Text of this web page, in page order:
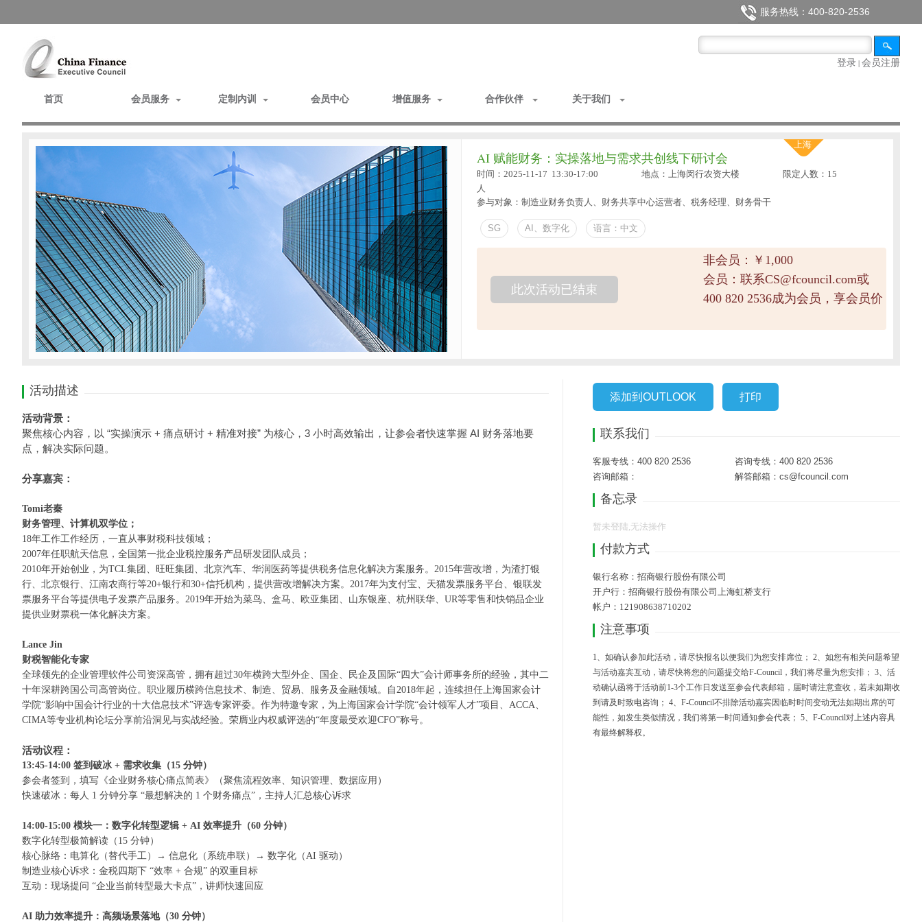
服务热线：400-820-2536
登录 | 会员注册
首页 会员服务 定制内训 会员中心 增值服务 合作伙伴 关于我们
上海
AI 赋能财务：实操落地与需求共创线下研讨会
时间：2025-11-17 13:30-17:00 地点：上海闵行农资大楼
限定人数：15
人
参与对象：制造业财务负责人、财务共享中心运营者、税务经理、财务骨干
SG AI、数字化 语言：中文
此次活动已结束
非会员：￥1,000
会员：联系CS@fcouncil.com或
400 820 2536成为会员，享会员价
活动描述
活动背景：
聚焦核心内容，以 “实操演示 + 痛点研讨 + 精准对接” 为核心， 3 小时高效输出，让参会者快速掌握 AI 财务落地要
点，解决实际问题。
分享嘉宾：
Tomi老秦
财务管理、计算机双学位；
18年工作工作经历，一直从事财税科技领域；
2007年任职航天信息，全国第一批企业税控服务产品研发团队成员；
2010年开始创业，为TCL集团、旺旺集团、北京汽车、华润医药等提供税务信息化解决方案服务。 2015年营改增，为渣打银
行、北京银行、江南农商行等20+银行和30+信托机构，提供营改增解决方案。 2017年为支付宝、天猫发票服务平台、银联发
票服务平台等提供电子发票产品服务。 2019年开始为菜鸟、盒马、欧亚集团、山东银座、杭州联华、 UR等零售和快销品企业
提供业财票税一体化解决方案。
Lance Jin
财税智能化专家
全球领先的企业管理软件公司资深高管，拥有超过30年横跨大型外企、国企、民企及国际“四大”会计师事务所的经验，其中二
十年深耕跨国公司高管岗位。职业履历横跨信息技术、制造、贸易、服务及金融领域。自2018年起，连续担任上海国家会计
学院“影响中国会计行业的十大信息技术”评选专家评委。作为特邀专家，为上海国家会计学院“会计领军人才”项目、 ACCA、
CIMA等专业机构论坛分享前沿洞见与实战经验。荣膺业内权威评选的“年度最受欢迎CFO”称号。
活动议程：
13:45-14:00 签到破冰 + 需求收集（15 分钟）
参会者签到，填写《企业财务核心痛点简表》（聚焦流程效率、知识管理、数据应用）
快速破冰：每人 1 分钟分享 “最想解决的 1 个财务痛点” ，主持人汇总核心诉求
14:00-15:00 模块一：数字化转型逻辑 + AI 效率提升（60 分钟）
数字化转型极简解读（ 15 分钟）
核心脉络：电算化（替代手工）
→ 信息化（系统串联） → 数字化（AI 驱动）
制造业核心诉求：金税四期下 “效率 + 合规” 的双重目标
互动：现场提问 “企业当前转型最大卡点” ，讲师快速回应
AI 助力效率提升：高频场景落地（30 分钟）
添加到OUTLOOK 打印
联系我们
客服专线：400 820 2536
咨询专线：400 820 2536
咨询邮箱：
解答邮箱：cs@fcouncil.com
备忘录
暂未登陆,无法操作
付款方式
银行名称：招商银行股份有限公司
开户行：招商银行股份有限公司上海虹桥支行
帐户：121908638710202
注意事项
1、如确认参加此活动，请尽快报名以便我们为您安排席位； 2、如您有相关问题希望
与活动嘉宾互动，请尽快将您的问题提交给F-Council，我们将尽量为您安排； 3、活
动确认函将于活动前1-3个工作日发送至参会代表邮箱，届时请注意查收，若未如期收
到请及时致电咨询； 4、F-Council不排除活动嘉宾因临时时间变动无法如期出席的可
能性，如发生类似情况，我们将第一时间通知参会代表； 5、F-Council对上述内容具
有最终解释权。